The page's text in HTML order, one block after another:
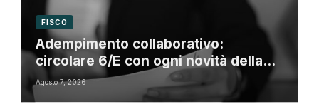
FISCO
Adempimento collaborativo:
circolare 6/E con ogni novità della
riforma fiscale
Agosto 7, 2026